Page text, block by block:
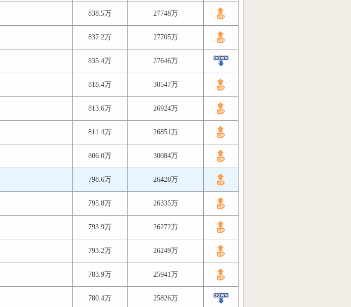
838.5万 27748万
837.2万 27705万
835.4万 27646万
818.4万 30547万
813.6万 26924万
811.4万 26851万
806.0万 30084万
798.6万 26428万
795.8万 26335万
793.9万 26272万
793.2万 26249万
783.9万 25941万
780.4万 25826万